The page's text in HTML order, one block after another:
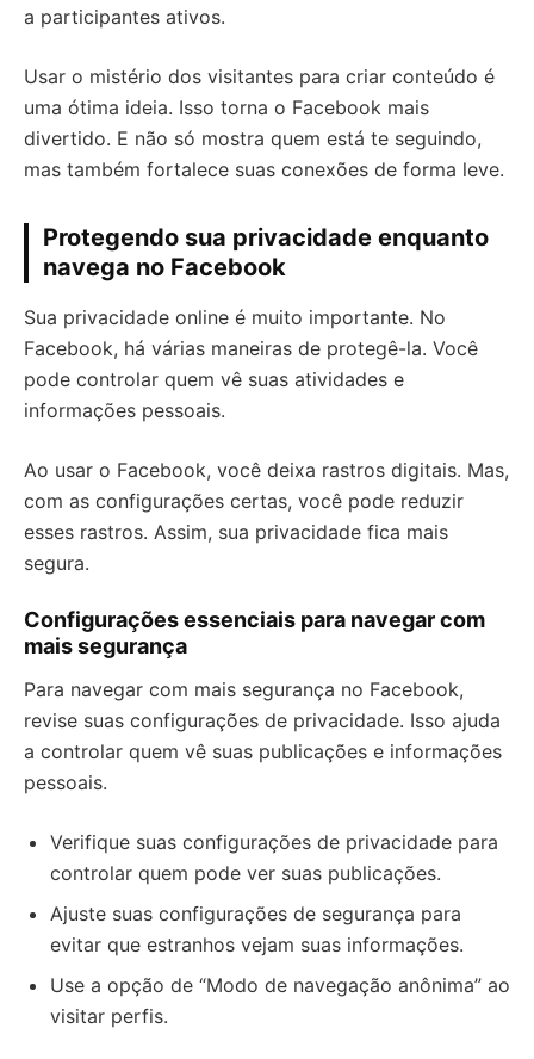
a participantes ativos.
Usar o mistério dos visitantes para criar conteúdo é
uma ótima ideia. Isso torna o Facebook mais
divertido. E não só mostra quem está te seguindo,
mas também fortalece suas conexões de forma leve.
Protegendo sua privacidade enquanto
navega no Facebook
Sua privacidade online é muito importante. No
Facebook, há várias maneiras de protegê-la. Você
pode controlar quem vê suas atividades e
informações pessoais.
Ao usar o Facebook, você deixa rastros digitais. Mas,
com as configurações certas, você pode reduzir
esses rastros. Assim, sua privacidade fica mais
segura.
Configurações essenciais para navegar com
mais segurança
Para navegar com mais segurança no Facebook,
revise suas configurações de privacidade. Isso ajuda
a controlar quem vê suas publicações e informações
pessoais.
Verifique suas configurações de privacidade para
controlar quem pode ver suas publicações.
Ajuste suas configurações de segurança para
evitar que estranhos vejam suas informações.
Use a opção de “Modo de navegação anônima” ao
visitar perfis.